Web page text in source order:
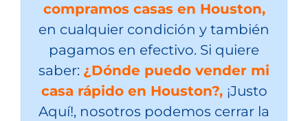
compramos casas en Houston,
en cualquier condición y también
pagamos en efectivo. Si quiere
saber: ¿Dónde puedo vender mi
casa rápido en Houston?, ¡Justo
Aquí!, nosotros podemos cerrar la